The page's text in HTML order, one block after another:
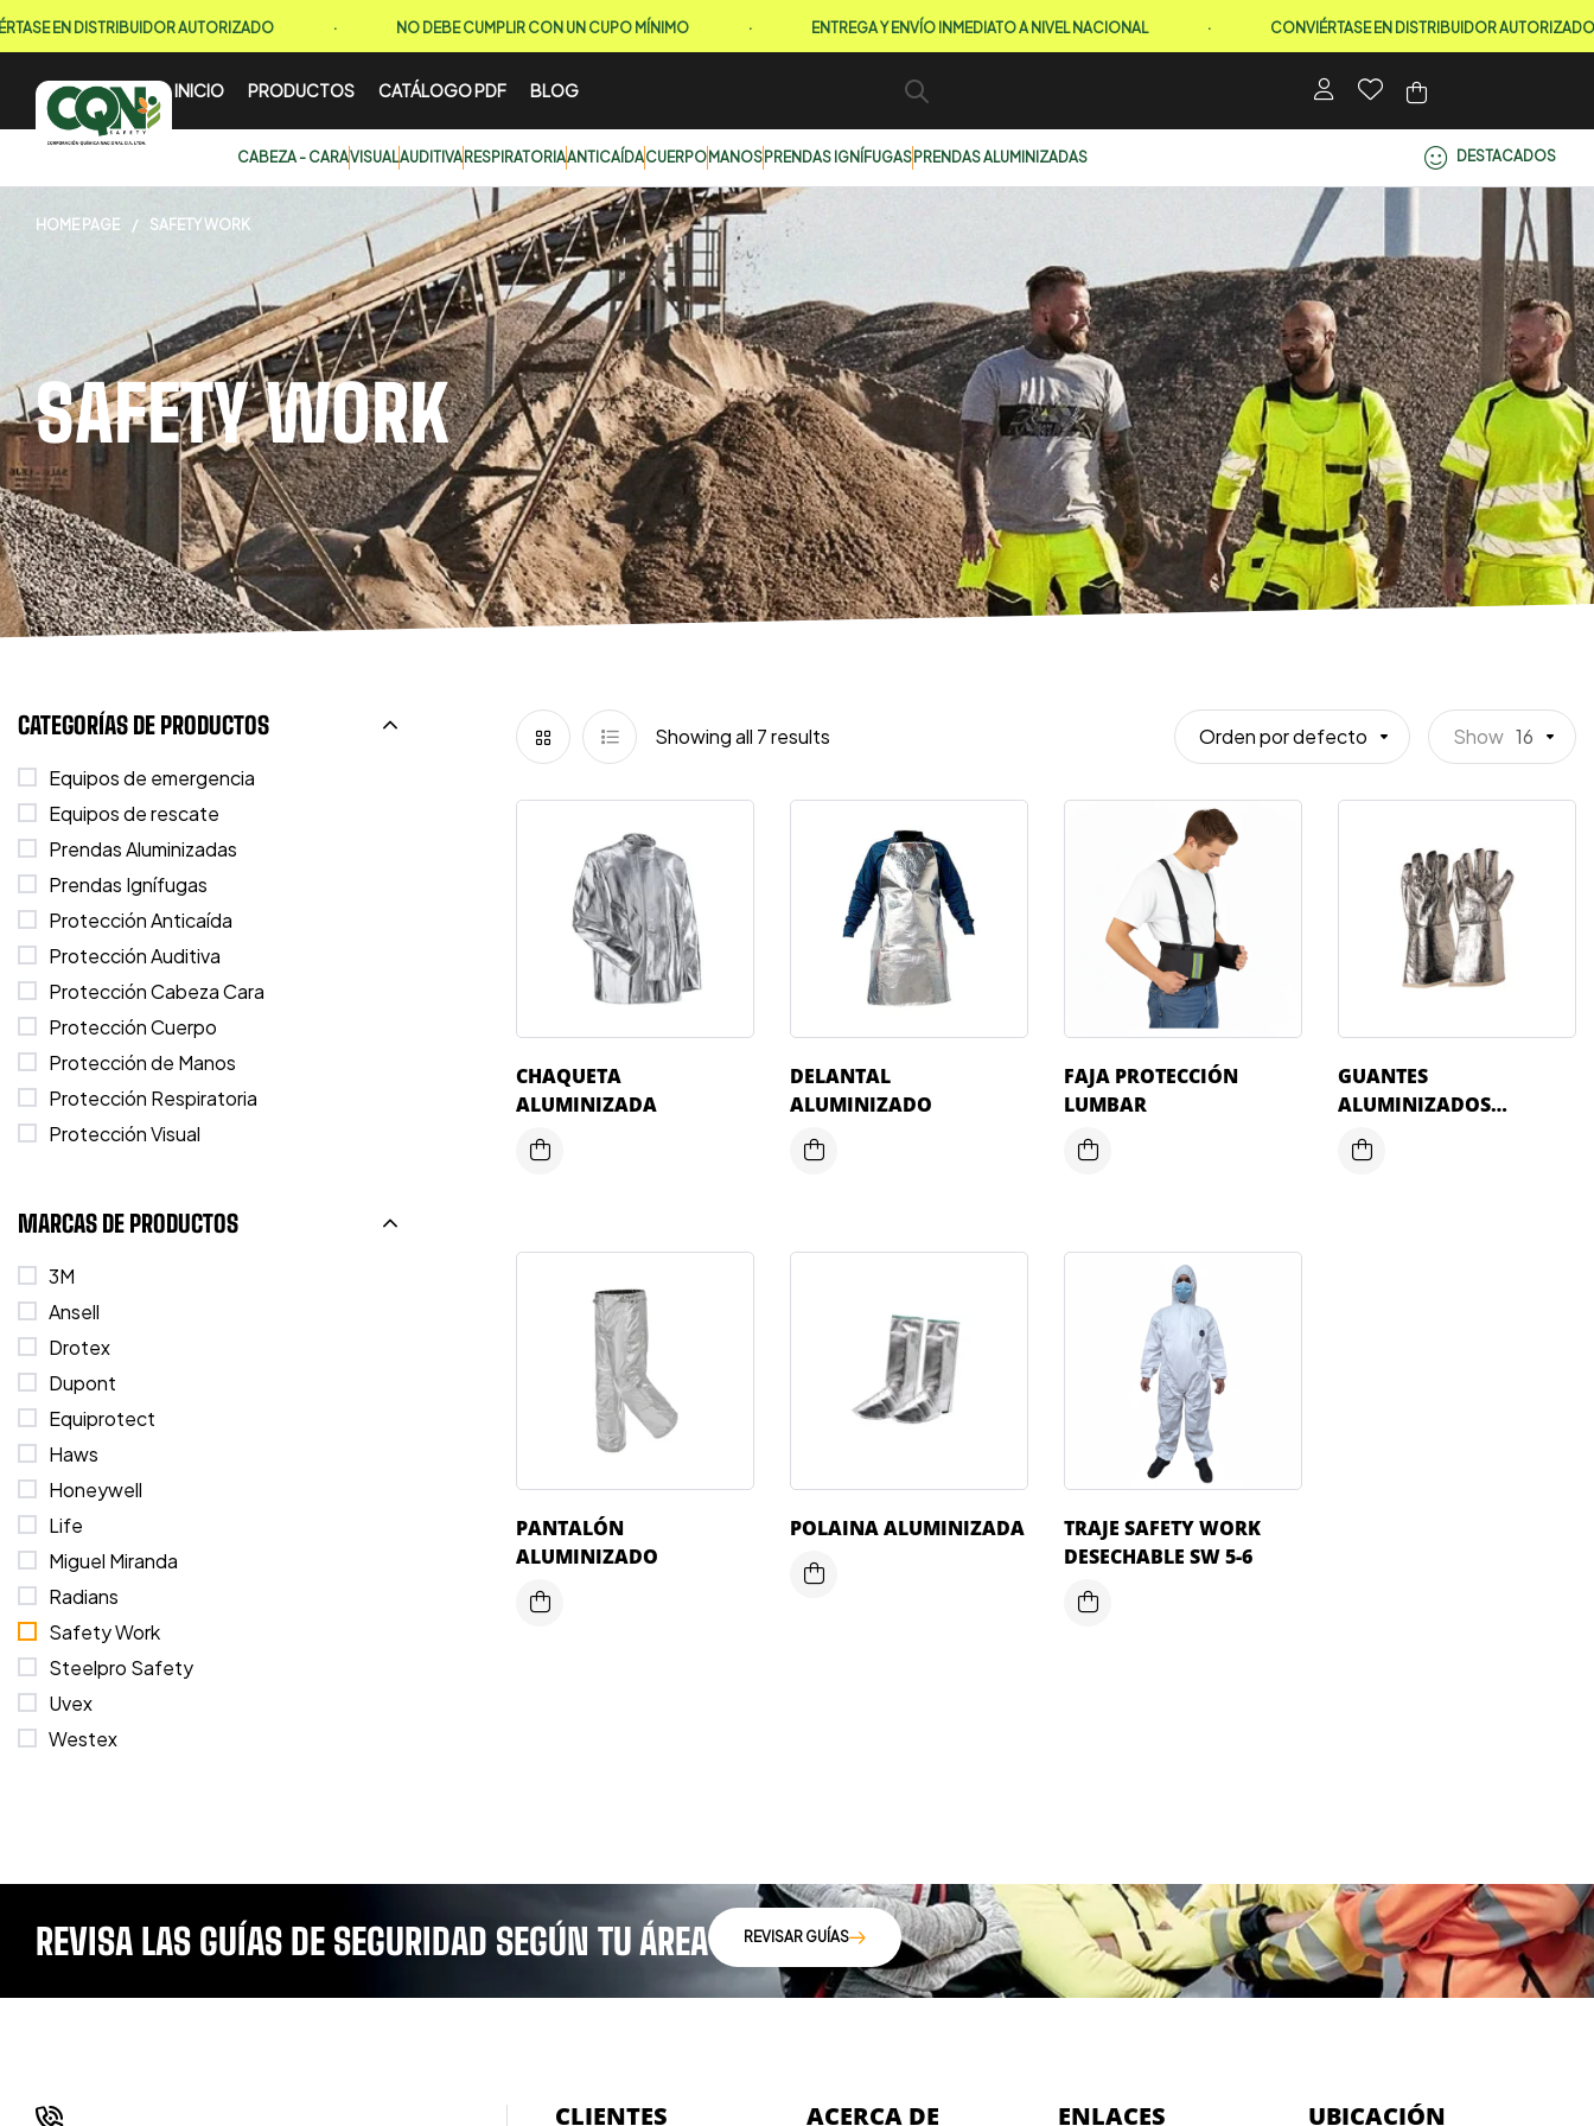
AUTORIZADO · NO DEBE CUMPLIR CON UN CUPO MÍNIMO · ENTREGA Y ENVÍO INMEDIATO A NIVEL NACIONAL · CONVIÉRTASE EN DISTRIBUIDOR AUTORIZADO ·
INICIO PRODUCTOS CATÁLOGO PDF BLOG
CABEZA - CARAVISUALAUDITIVA RESPIRATORIAANTICAÍDACUERPO MANOS PRENDAS IGNÍFUGAS PRENDAS ALUMINIZADAS DESTACADOS
SAFETY WORK
HOME PAGE / SAFETY WORK
Showing all 7 results Orden por defecto Show 16
CHAQUETA
ALUMINIZADA
DELANTAL
ALUMINIZADO
FAJA PROTECCIÓN
LUMBAR
GUANTES
ALUMINIZADOS
COMPLETOS
PANTALÓN
ALUMINIZADO
POLAINA ALUMINIZADA
TRAJE SAFETY WORK
DESECHABLE SW 5-6
CATEGORÍAS DE PRODUCTOS
Equipos de emergencia
Equipos de rescate
Prendas Aluminizadas
Prendas Ignífugas
Protección Anticaída
Protección Auditiva
Protección Cabeza Cara
Protección Cuerpo
Protección de Manos
Protección Respiratoria
Protección Visual
MARCAS DE PRODUCTOS
3M
Ansell
Drotex
Dupont
Equiprotect
Haws
Honeywell
Life
Miguel Miranda
Radians
Safety Work
Steelpro Safety
Uvex
Westex
REVISA LAS GUÍAS DE SEGURIDAD SEGÚN TU ÁREA REVISAR GUÍAS
CLIENTES ACERCA DE ENLACES UBICACIÓN